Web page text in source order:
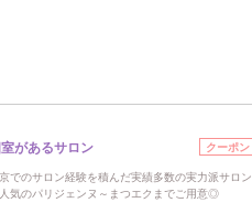
があるサロン クーポン
でのサロン経験を積んだ実績多数の実力派サロン
気のパリジェンヌ～まつエクまでご用意◎